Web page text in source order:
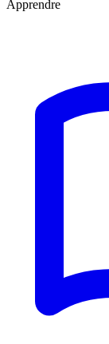
Apprendre